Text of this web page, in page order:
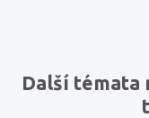
Další témata